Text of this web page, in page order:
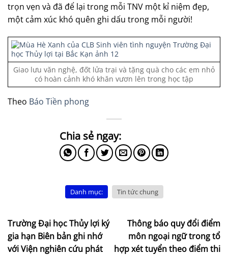
trọn vẹn và đã để lại trong mỗi TNV một kỉ niệm đẹp,
một cảm xúc khó quên ghi dấu trong mỗi người!
Giao lưu văn nghệ, đốt lửa trại và tặng quà cho các em nhỏ
có hoàn cảnh khó khăn vươn lên trong học tập
Theo Báo Tiền phong
Danh mục: Tin tức chung
Trường Đại học Thủy lợi ký
gia hạn Biên bản ghi nhớ
với Viện nghiên cứu phát
Thông báo quy đổi điểm
môn ngoại ngữ trong tổ
hợp xét tuyển theo điểm thi